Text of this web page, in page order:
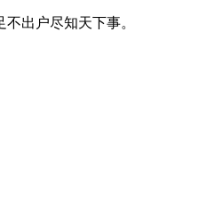
出户尽知天下事。